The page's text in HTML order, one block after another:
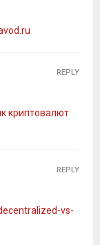
криптовалют
REPLY
vs-
REPLY